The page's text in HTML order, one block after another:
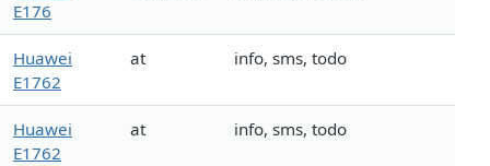
E176
Huawei
E1762
at info, sms, todo
Huawei
E1762
at info, sms, todo